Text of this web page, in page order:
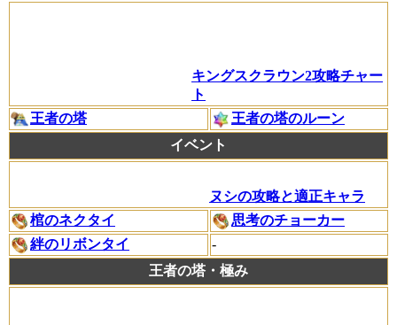
キングスクラウン2攻略チャー
ト
王者の塔
王者の塔のルーン
イベント
ヌシの攻略と適正キャラ
棺のネクタイ
思考のチョーカー
絆のリボンタイ
-
王者の塔・極み